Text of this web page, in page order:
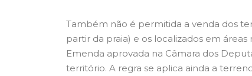
Também não é permitida a venda dos
partir da praia) e os localizados em
Emenda aprovada na Câmara dos
território. A regra se aplica ainda a